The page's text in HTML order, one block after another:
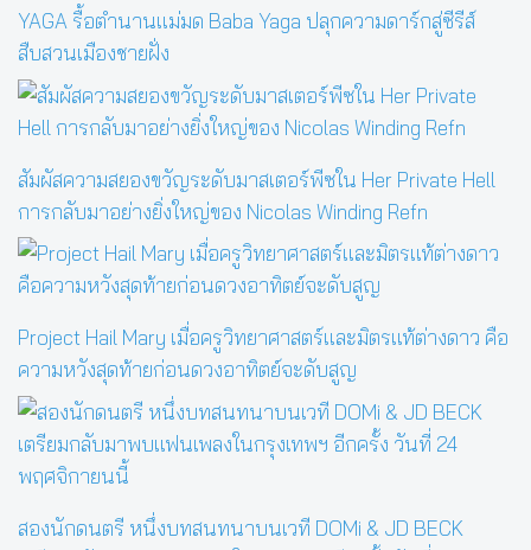
YAGA รื้อตำนานแม่มด Baba Yaga ปลุกความดาร์กสู่ซีรีส์
สืบสวนเมืองชายฝั่ง
สัมผัสความสยองขวัญระดับมาสเตอร์พีซใน Her Private Hell
การกลับมาอย่างยิ่งใหญ่ของ Nicolas Winding Refn
Project Hail Mary เมื่อครูวิทยาศาสตร์และมิตรแท้ต่างดาว คือ
ความหวังสุดท้ายก่อนดวงอาทิตย์จะดับสูญ
สองนักดนตรี หนึ่งบทสนทนาบนเวที DOMi & JD BECK